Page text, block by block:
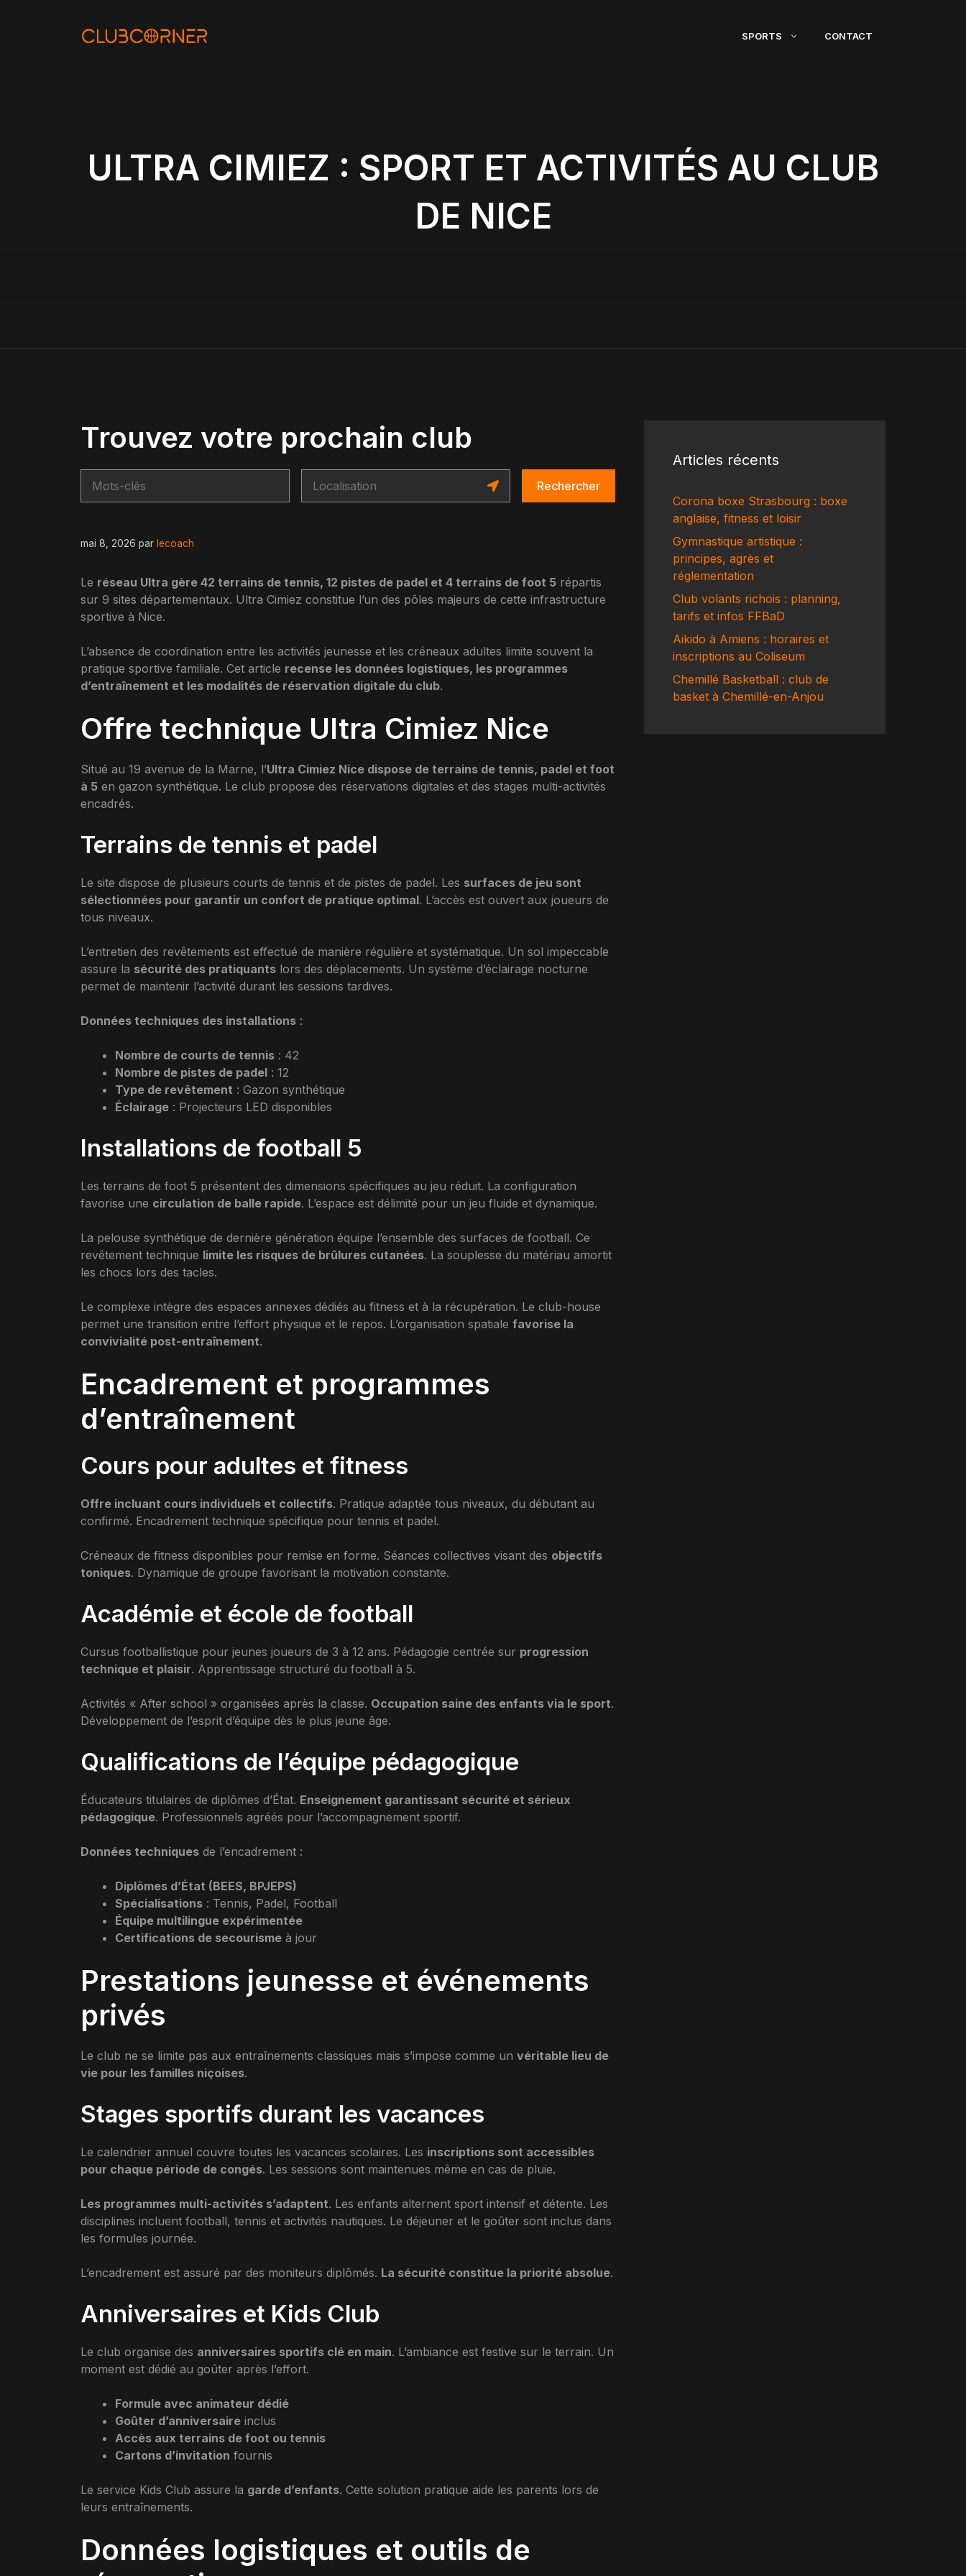
SPORTS CONTACT
ULTRA CIMIEZ : SPORT ET ACTIVITÉS AU CLUB
DE NICE
Trouvez votre prochain club
Rechercher
mai 8, 2026 par lecoach
Le réseau Ultra gère 42 terrains de tennis, 12 pistes de padel et 4 terrains de foot 5 répartis
sur 9 sites départementaux. Ultra Cimiez constitue l’un des pôles majeurs de cette infrastructure
sportive à Nice.
L’absence de coordination entre les activités jeunesse et les créneaux adultes limite souvent la
pratique sportive familiale. Cet article recense les données logistiques, les programmes
d’entraînement et les modalités de réservation digitale du club.
Offre technique Ultra Cimiez Nice
Situé au 19 avenue de la Marne, l’Ultra Cimiez Nice dispose de terrains de tennis, padel et foot
à 5 en gazon synthétique. Le club propose des réservations digitales et des stages multi-activités
encadrés.
Terrains de tennis et padel
Le site dispose de plusieurs courts de tennis et de pistes de padel. Les surfaces de jeu sont
sélectionnées pour garantir un confort de pratique optimal. L’accès est ouvert aux joueurs de
tous niveaux.
L’entretien des revêtements est effectué de manière régulière et systématique. Un sol impeccable
assure la sécurité des pratiquants lors des déplacements. Un système d’éclairage nocturne
permet de maintenir l’activité durant les sessions tardives.
Données techniques des installations :
Nombre de courts de tennis : 42
Nombre de pistes de padel : 12
Type de revêtement : Gazon synthétique
Éclairage : Projecteurs LED disponibles
Installations de football 5
Les terrains de foot 5 présentent des dimensions spécifiques au jeu réduit. La configuration
favorise une circulation de balle rapide. L’espace est délimité pour un jeu fluide et dynamique.
La pelouse synthétique de dernière génération équipe l’ensemble des surfaces de football. Ce
revêtement technique limite les risques de brûlures cutanées. La souplesse du matériau amortit
les chocs lors des tacles.
Le complexe intègre des espaces annexes dédiés au fitness et à la récupération. Le club-house
permet une transition entre l’effort physique et le repos. L’organisation spatiale favorise la
convivialité post-entraînement.
Encadrement et programmes
d’entraînement
Cours pour adultes et fitness
Offre incluant cours individuels et collectifs. Pratique adaptée tous niveaux, du débutant au
confirmé. Encadrement technique spécifique pour tennis et padel.
Créneaux de fitness disponibles pour remise en forme. Séances collectives visant des objectifs
toniques. Dynamique de groupe favorisant la motivation constante.
Académie et école de football
Cursus footballistique pour jeunes joueurs de 3 à 12 ans. Pédagogie centrée sur progression
technique et plaisir. Apprentissage structuré du football à 5.
Activités « After school » organisées après la classe. Occupation saine des enfants via le sport.
Développement de l’esprit d’équipe dès le plus jeune âge.
Qualifications de l’équipe pédagogique
Éducateurs titulaires de diplômes d’État. Enseignement garantissant sécurité et sérieux
pédagogique. Professionnels agréés pour l’accompagnement sportif.
Données techniques de l’encadrement :
Diplômes d’État (BEES, BPJEPS)
Spécialisations : Tennis, Padel, Football
Équipe multilingue expérimentée
Certifications de secourisme à jour
Prestations jeunesse et événements
privés
Le club ne se limite pas aux entraînements classiques mais s’impose comme un véritable lieu de
vie pour les familles niçoises.
Stages sportifs durant les vacances
Le calendrier annuel couvre toutes les vacances scolaires. Les inscriptions sont accessibles
pour chaque période de congés. Les sessions sont maintenues même en cas de pluie.
Les programmes multi-activités s’adaptent. Les enfants alternent sport intensif et détente. Les
disciplines incluent football, tennis et activités nautiques. Le déjeuner et le goûter sont inclus dans
les formules journée.
L’encadrement est assuré par des moniteurs diplômés. La sécurité constitue la priorité absolue.
Anniversaires et Kids Club
Le club organise des anniversaires sportifs clé en main. L’ambiance est festive sur le terrain. Un
moment est dédié au goûter après l’effort.
Formule avec animateur dédié
Goûter d’anniversaire inclus
Accès aux terrains de foot ou tennis
Cartons d’invitation fournis
Le service Kids Club assure la garde d’enfants. Cette solution pratique aide les parents lors de
leurs entraînements.
Données logistiques et outils de
Articles récents
Corona boxe Strasbourg : boxe
anglaise, fitness et loisir
Gymnastique artistique :
principes, agrès et
réglementation
Club volants richois : planning,
tarifs et infos FFBaD
Aikido à Amiens : horaires et
inscriptions au Coliseum
Chemillé Basketball : club de
basket à Chemillé-en-Anjou